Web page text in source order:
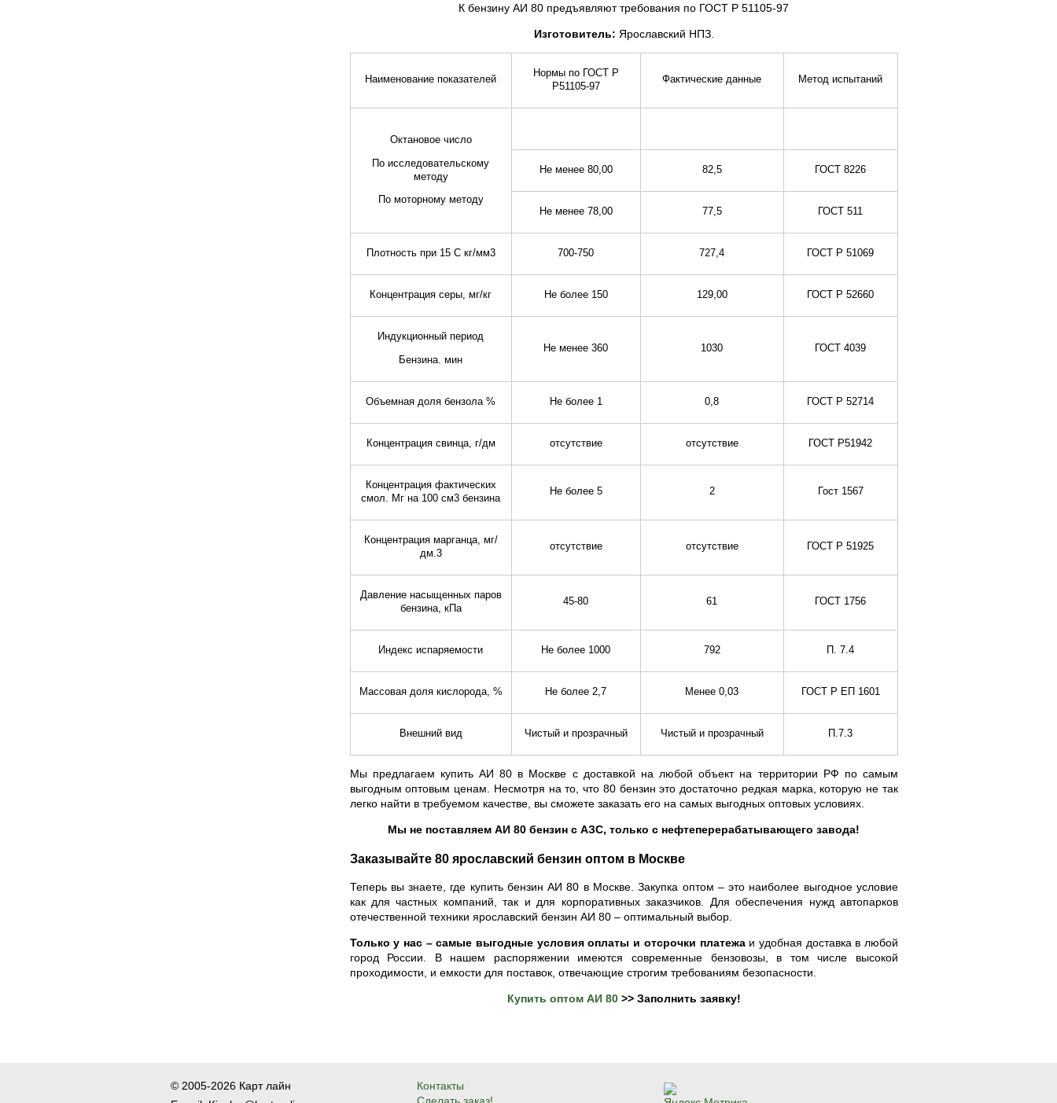
К бензину АИ 80 предъявляют требования по ГОСТ Р 51105-97
Изготовитель: Ярославский НПЗ.
Наименование показателей
Нормы по ГОСТ Р
Р51105-97
Фактические данные Метод испытаний
Октановое число
По исследовательскому
методу
По моторному методу
Не менее 80,00 82,5 ГОСТ 8226
Не менее 78,00 77,5 ГОСТ 511
Плотность при 15 С кг/мм3 700-750 727,4 ГОСТ Р 51069
Концентрация серы, мг/кг Не более 150 129,00 ГОСТ Р 52660
Индукционный период
Бензина. мин
Не менее 360 1030 ГОСТ 4039
Объемная доля бензола % Не более 1 0,8 ГОСТ Р 52714
Концентрация свинца, г/дм отсутствие отсутствие ГОСТ Р51942
Концентрация фактических
смол. Мг на 100 см3 бензина
Не более 5 2 Гост 1567
Концентрация марганца, мг/
дм.3
отсутствие отсутствие ГОСТ Р 51925
Давление насыщенных паров
бензина, кПа
45-80 61 ГОСТ 1756
Индекс испаряемости Не более 1000 792 П. 7.4
Массовая доля кислорода, % Не более 2,7 Менее 0,03 ГОСТ Р ЕП 1601
Внешний вид Чистый и прозрачный Чистый и прозрачный П.7.3
Мы предлагаем купить АИ 80 в Москве с доставкой на любой объект на территории РФ по самым
выгодным оптовым ценам. Несмотря на то, что 80 бензин это достаточно редкая марка, которую не так
легко найти в требуемом качестве, вы сможете заказать его на самых выгодных оптовых условиях.
Мы не поставляем АИ 80 бензин с АЗС, только с нефтеперерабатывающего завода!
Заказывайте 80 ярославский бензин оптом в Москве
Теперь вы знаете, где купить бензин АИ 80 в Москве. Закупка оптом – это наиболее выгодное условие
как для частных компаний, так и для корпоративных заказчиков. Для обеспечения нужд автопарков
отечественной техники ярославский бензин АИ 80 – оптимальный выбор.
Только у нас – самые выгодные условия оплаты и отсрочки платежаи удобная доставка в любой
город России. В нашем распоряжении имеются современные бензовозы, в том числе высокой
проходимости, и емкости для поставок, отвечающие строгим требованиям безопасности.
Купить оптом АИ 80>> Заполнить заявку!
© 2005-2026 Карт лайн
Контакты